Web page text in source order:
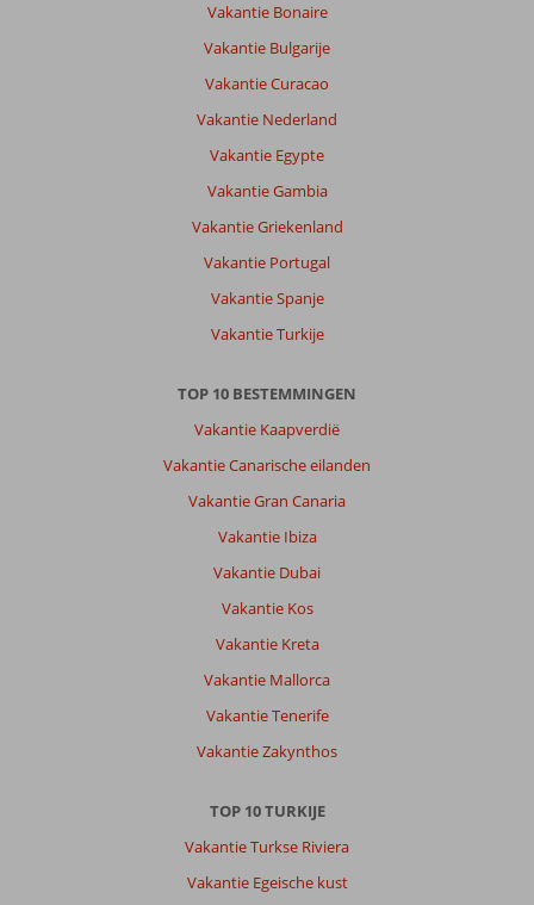
Vakantie Bonaire
Vakantie Bulgarije
Vakantie Curacao
Vakantie Nederland
Vakantie Egypte
Vakantie Gambia
Vakantie Griekenland
Vakantie Portugal
Vakantie Spanje
Vakantie Turkije
TOP 10 BESTEMMINGEN
Vakantie Kaapverdië
Vakantie Canarische eilanden
Vakantie Gran Canaria
Vakantie Ibiza
Vakantie Dubai
Vakantie Kos
Vakantie Kreta
Vakantie Mallorca
Vakantie Tenerife
Vakantie Zakynthos
TOP 10 TURKIJE
Vakantie Turkse Riviera
Vakantie Egeische kust